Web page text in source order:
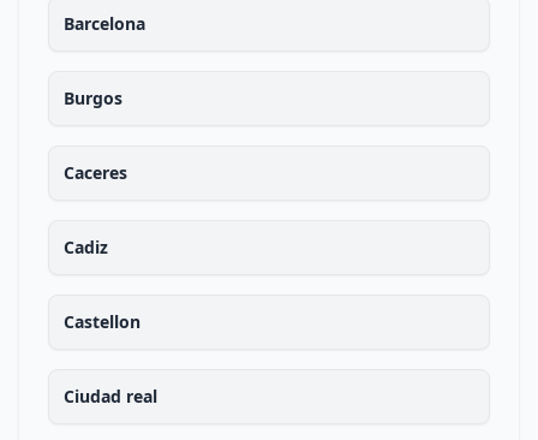
Barcelona
Burgos
Caceres
Cadiz
Castellon
Ciudad real